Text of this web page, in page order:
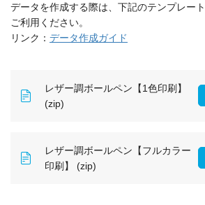
データを作成する際は、下記のテンプレー
ご利用ください。
リンク： データ作成ガイド
レザー調ボールペン【1色印刷】
(zip)
レザー調ボールペン【フルカラー
印刷】 (zip)